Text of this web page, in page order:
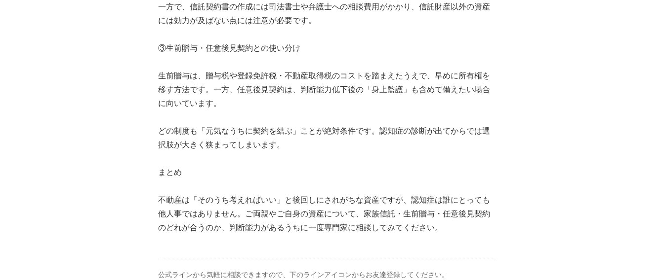
一方で、信託契約書の作成には司法書士や弁護士への相談費用がかかり、信託財産以外の資産
には効力が及ばない点には注意が必要です。
③生前贈与・任意後見契約との使い分け
生前贈与は、贈与税や登録免許税・不動産取得税のコストを踏まえたうえで、早めに所有権を
移す方法です。一方、任意後見契約は、判断能力低下後の「身上監護」も含めて備えたい場合
に向いています。
どの制度も「元気なうちに契約を結ぶ」ことが絶対条件です。認知症の診断が出てからでは選
択肢が大きく狭まってしまいます。
まとめ
不動産は「そのうち考えればいい」と後回しにされがちな資産ですが、認知症は誰にとっても
他人事ではありません。ご両親やご自身の資産について、家族信託・生前贈与・任意後見契約
のどれが合うのか、判断能力があるうちに一度専門家に相談してみてください。
公式ラインから気軽に相談できますので、下のラインアイコンからお友達登録してください。